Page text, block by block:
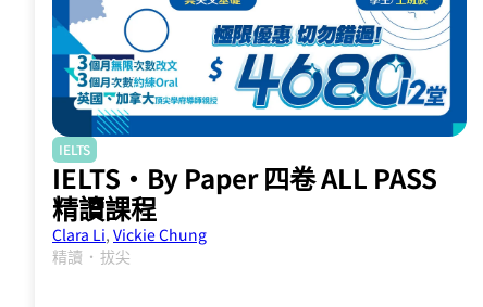
IELTS
IELTS·By Paper 四卷 ALL PASS
精讀課程
Clara Li, Vickie Chung
精讀 ． 拔尖